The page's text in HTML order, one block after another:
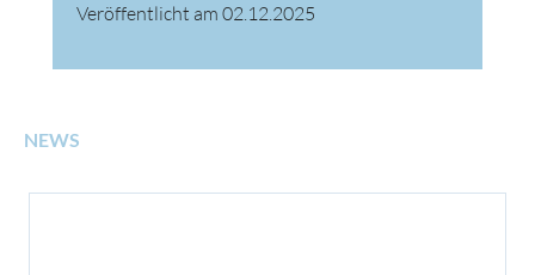
Veröffentlicht am 02.12.2025
NEWS